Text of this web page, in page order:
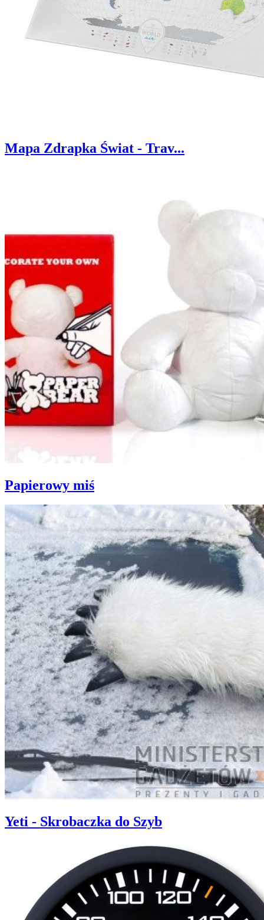
Mapa Zdrapka Świat - Trav...
Papierowy miś
Yeti - Skrobaczka do Szyb